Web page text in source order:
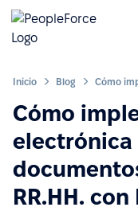
Inicio Blog
Cómo
electrónica
RR.HH.